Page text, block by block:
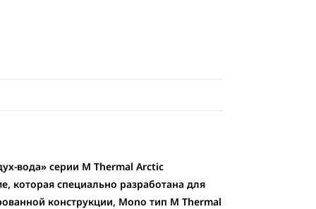
вода» серии M Thermal Arctic
которая специально разработана для
конструкции, Mono тип M Thermal